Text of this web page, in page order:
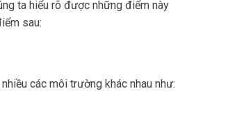
ta hiểu rõ được những điểm này
sau:
các môi trường khác nhau như: